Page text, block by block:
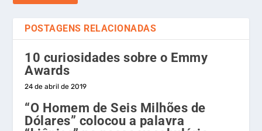
POSTAGENS RELACIONADAS
10 curiosidades sobre o Emmy
Awards
24 de abril de 2019
“O Homem de Seis Milhões de
Dólares” colocou a palavra